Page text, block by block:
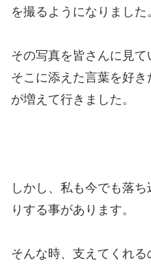
を撮るようになりました
その写真を皆さんに見
そこに添えた言葉を好
が増えて行きました。
しかし、私も今でも落
りする事があります。
そんな時、支えてくれ